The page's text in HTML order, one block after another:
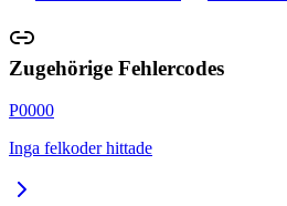
Zugehörige Fehlercodes
P0000
Inga felkoder hittade